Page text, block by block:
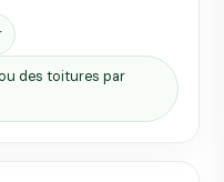
des toitures par